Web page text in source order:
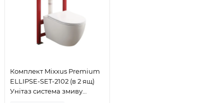
Комплект Mixxus Premium
ELLIPSE-SET-2102 (в 2 ящ)
Унітаз система змиву